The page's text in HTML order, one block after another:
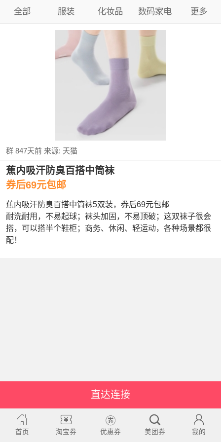
全部 服装 化妆品 数码家电 更多
群 847天前来源: 天猫
蕉内吸汗防臭百搭中筒袜
券后69元包邮
蕉内吸汗防臭百搭中筒袜5双装，券后69元包邮
耐洗耐用，不易起球；袜头加固，不易顶破；这双袜子很会
搭，可以搭半个鞋柜；商务、休闲、轻运动，各种场景都很
配！
直达连接
首页 淘宝券 优惠券 美团券 我的